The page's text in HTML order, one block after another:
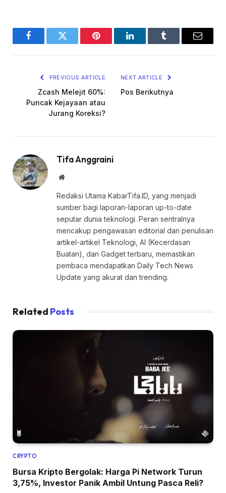
FacebookTwitter Pinterest LinkedInTumblr Email
PREVIOUS ARTICLE
Zcash Melejit 60%:
Puncak Kejayaan atau
Jurang Koreksi?
NEXT ARTICLE
Pos Berikutnya
Tifa Anggraini
Website
Redaksi Utama KabarTifa.ID, yang menjadi
sumber bagi laporan-laporan up-to-date
seputar dunia teknologi. Peran sentralnya
mencakup pengawasan editorial dan penulisan
artikel-artikel Teknologi, AI (Kecerdasan
Buatan), dan Gadget terbaru, memastikan
pembaca mendapatkan Daily Tech News
Update yang akurat dan trending.
Related Posts
CRYPTO
Bursa Kripto Bergolak: Harga Pi Network Turun
3,75%, Investor Panik Ambil Untung Pasca Reli?